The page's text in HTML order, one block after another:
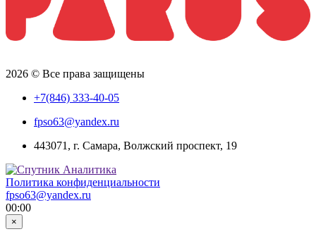
2026 © Все права защищены
+7(846) 333-40-05
fpso63@yandex.ru
443071, г. Самара, Волжский проспект, 19
Политика конфиденциальности
fpso63@yandex.ru
00:00
×